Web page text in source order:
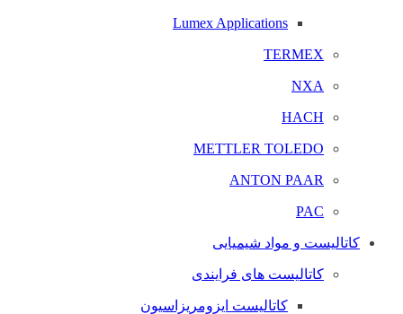
Lumex Applications
TERMEX
NXA
HACH
METTLER TOLEDO
ANTON PAAR
PAC
کاتالیست و مواد شیمیایی
کاتالیست های فرایندی
کاتالیست ایزومریزاسیون